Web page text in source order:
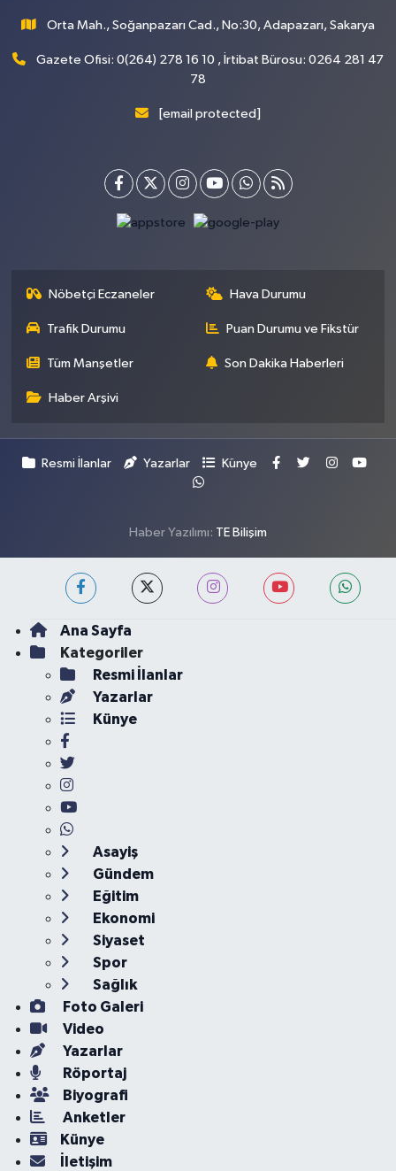
Orta Mah., Soğanpazarı Cad., No:30, Adapazarı, Sakarya
Gazete Ofisi: 0(264) 278 16 10 , İrtibat Bürosu: 0264 281 47
78
[email protected]
Nöbetçi Eczaneler Hava Durumu
Trafik Durumu Puan Durumu ve Fikstür
Tüm Manşetler Son Dakika Haberleri
Haber Arşivi
Resmi İlanlar Yazarlar Künye
Haber Yazılımı: TE Bilişim
Ana Sayfa
Kategoriler
Resmi İlanlar
Yazarlar
Künye
Asayiş
Gündem
Eğitim
Ekonomi
Siyaset
Spor
Sağlık
Foto Galeri
Video
Yazarlar
Röportaj
Biyografi
Anketler
Künye
İletişim